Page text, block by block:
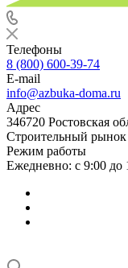
Телефоны
8 (800) 600-39-74
E-mail
info@azbuka-doma.ru
Адрес
346720 Ростовская
Строительный рынок
Режим работы
Ежедневно: с 9:00 до